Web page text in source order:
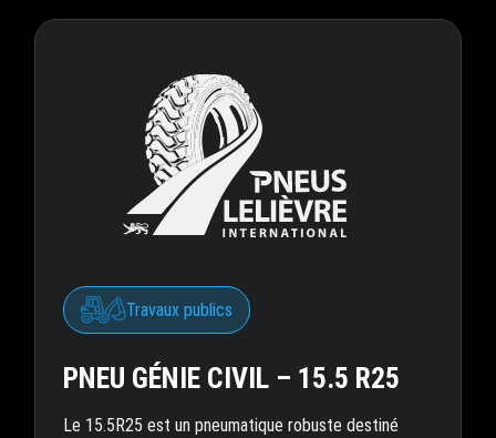
Travaux publics
PNEU GÉNIE CIVIL – 15.5 R25
Le 15.5R25 est un pneumatique robuste destiné